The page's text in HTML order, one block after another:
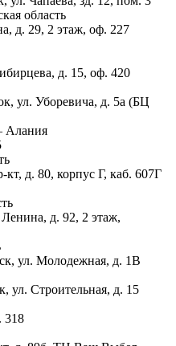
область
д. 29, 2 этаж, оф. 227
д. 15, оф. 420
ул. Уборевича, д. 5а (БЦ
Алания
д. 80, корпус Г, каб. 607Г
д. 92, 2 этаж,
ул. Молодежная, д. 1В
ул. Строительная, д. 15
318